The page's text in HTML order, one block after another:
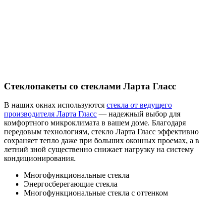
Стеклопакеты со стеклами Ларта Гласс
В наших окнах используются стекла от ведущего
производителя Ларта Гласс — надежный выбор для
комфортного микроклимата в вашем доме. Благодаря
передовым технологиям, стекло Ларта Гласс эффективно
сохраняет тепло даже при больших оконных проемах, а в
летний зной существенно снижает нагрузку на систему
кондиционирования.
Многофункциональные стекла
Энергосберегающие стекла
Многофункциональные стекла с оттенком